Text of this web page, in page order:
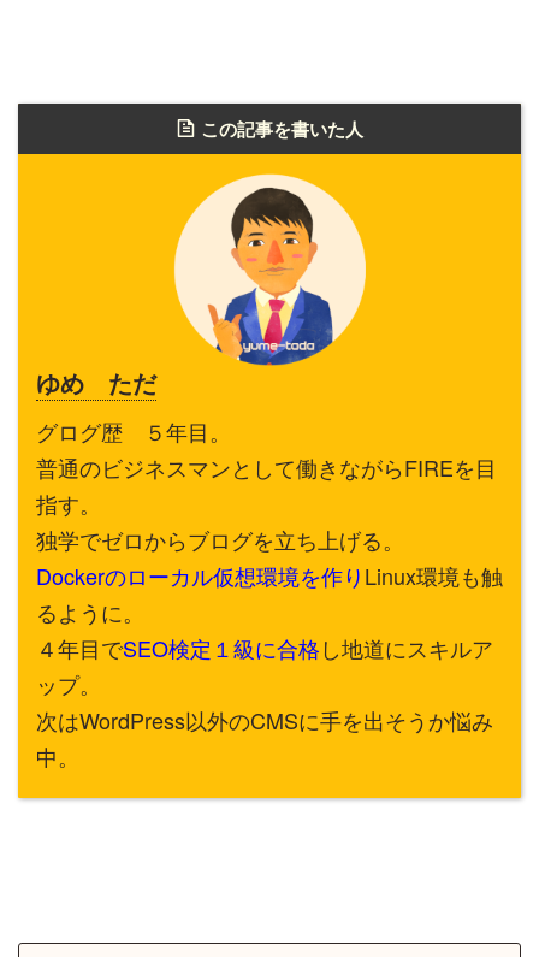
この記事を書いた人
ゆめ ただ
グログ歴 ５年目。
普通のビジネスマンとして働きながらFIREを目
指す。
独学でゼロからブログを立ち上げる。
Dockerのローカル仮想環境を作りLinux環境も触
るように。
４年目でSEO検定１級に合格し地道にスキルア
ップ。
次はWordPress以外のCMSに手を出そうか悩み
中。